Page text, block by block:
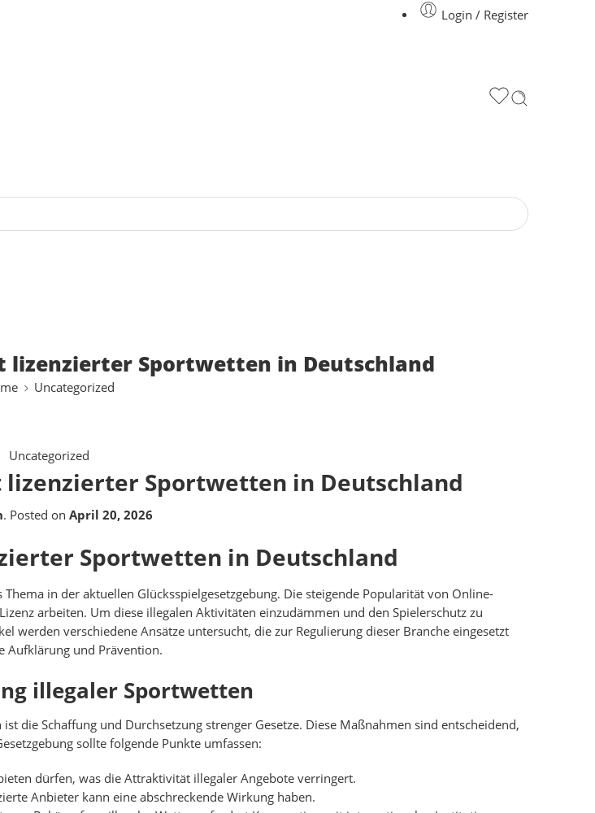
Login / Register
lizenzierter Sportwetten in Deutschland
Uncategorized
Uncategorized
Sportwetten in Deutschland
. Posted on April 20, 2026
Sportwetten in Deutschland
in der aktuellen Glücksspielgesetzgebung. Die steigende Popularität von Online-
arbeiten. Um diese illegalen Aktivitäten einzudämmen und den Spielerschutz zu
werden verschiedene Ansätze untersucht, die zur Regulierung dieser Branche eingesetzt
Aufklärung und Prävention.
illegaler Sportwetten
die Schaffung und Durchsetzung strenger Gesetze. Diese Maßnahmen sind entscheidend,
sollte folgende Punkte umfassen:
dürfen, was die Attraktivität illegaler Angebote verringert.
Anbieter kann eine abschreckende Wirkung haben.